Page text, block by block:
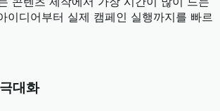
이디어부터 실제 캠페인 실행까지를 빠르
대화